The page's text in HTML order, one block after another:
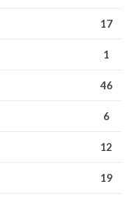
17
1
46
6
12
19